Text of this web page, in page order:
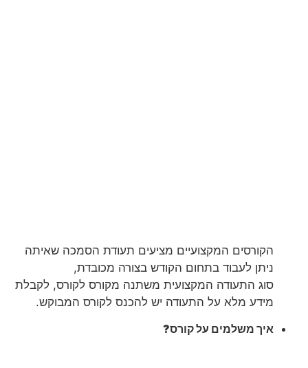
הקורסים המקצועיים מציעים תעודת הסמכה שאיתה
ניתן לעבוד בתחום הקודש בצורה מכובדת,
סוג התעודה המקצועית משתנה מקורס לקורס, לקבלת
מידע מלא על התעודה יש להכנס לקורס המבוקש.
איך משלמים על קורס?